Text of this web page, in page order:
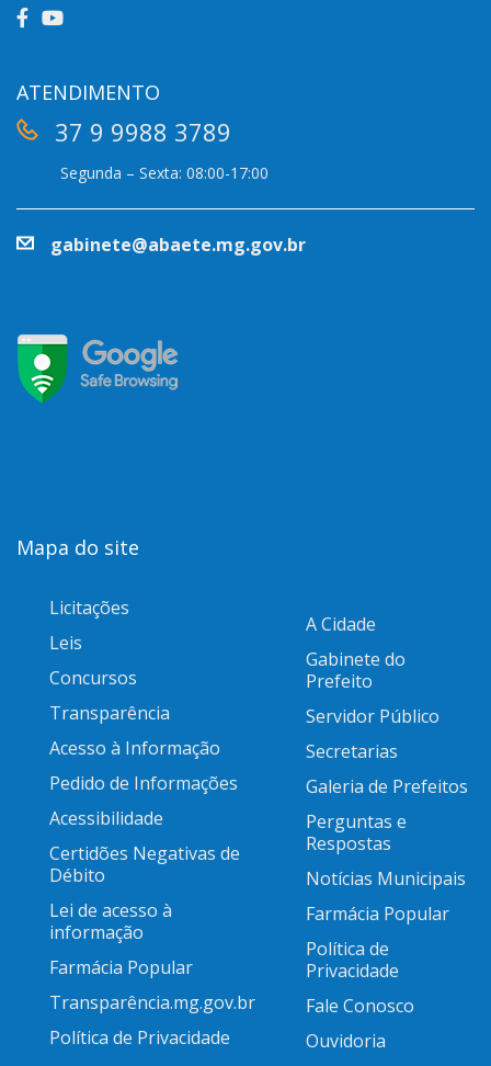
ATENDIMENTO
37 9 9988 3789
Segunda – Sexta: 08:00-17:00
gabinete@abaete.mg.gov.br
Mapa do site
Licitações
Leis
Concursos
Transparência
Acesso à Informação
Pedido de Informações
Acessibilidade
Certidões Negativas de
Débito
Lei de acesso à
informação
Farmácia Popular
Transparência.mg.gov.br
Política de Privacidade
A Cidade
Gabinete do
Prefeito
Servidor Público
Secretarias
Galeria de Prefeitos
Perguntas e
Respostas
Notícias Municipais
Farmácia Popular
Política de
Privacidade
Fale Conosco
Ouvidoria